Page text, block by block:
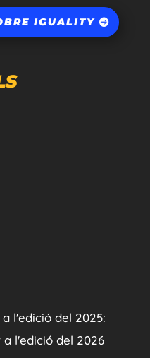
IGUALITY
l'edició del 2025:
l'edició del 2026